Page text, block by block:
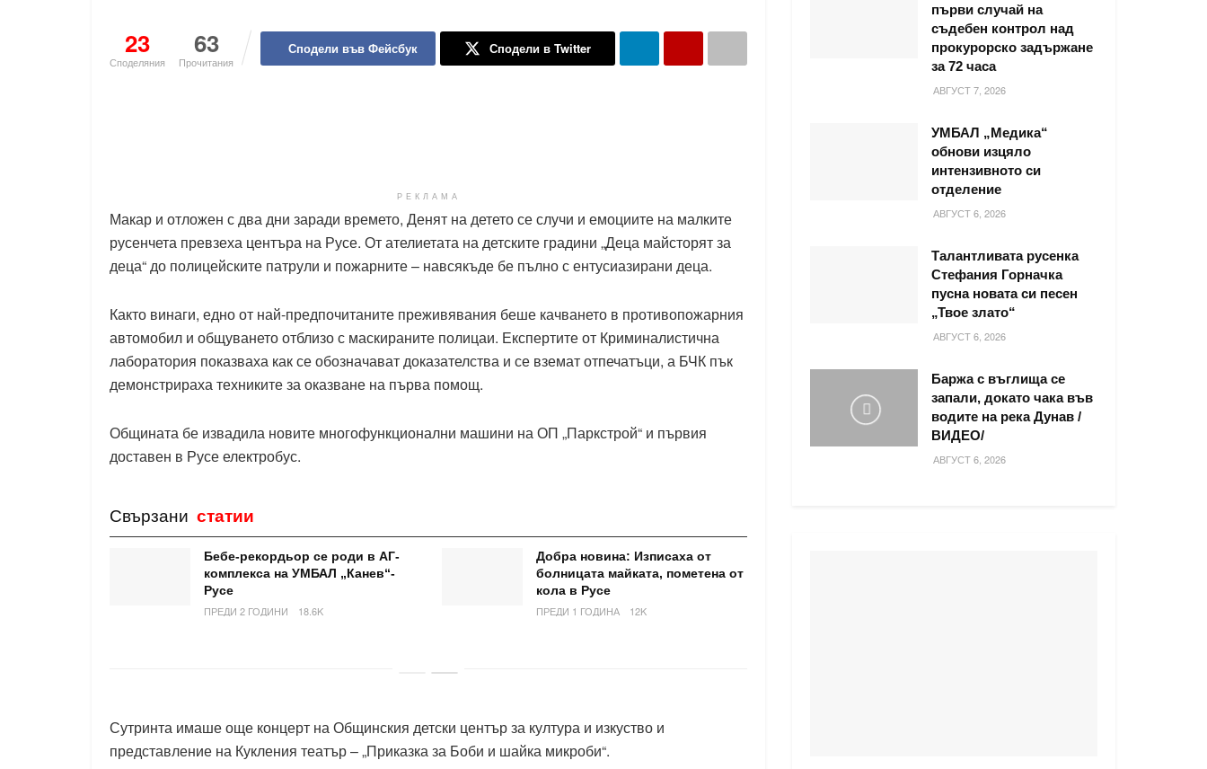
23
Споделяния
63
Прочитания
Сподели във Фейсбук Сподели в Twitter
РЕКЛАМА
Макар и отложен с два дни заради времето, Денят на детето се случи и емоциите на малките
русенчета превзеха центъра на Русе. От ателиетата на детските градини „Деца майсторят за
деца“ до полицейските патрули и пожарните – навсякъде бе пълно с ентусиазирани деца.
Както винаги, едно от най-предпочитаните преживявания беше качването в противопожарния
автомобил и общуването отблизо с маскираните полицаи. Експертите от Криминалистична
лаборатория показваха как се обозначават доказателства и се вземат отпечатъци, а БЧК пък
демонстрираха техниките за оказване на първа помощ.
Общината бе извадила новите многофункционални машини на ОП „Паркстрой“ и първия
доставен в Русе електробус.
Свързани статии
Бебе-рекордьор се роди в АГ-
комплекса на УМБАЛ „Канев“-
Русе
ПРЕДИ 2 ГОДИНИ
18.6K
Добра новина: Изписаха от
болницата майката, пометена от
кола в Русе
ПРЕДИ 1 ГОДИНА
12K
Сутринта имаше още концерт на Общинския детски център за култура и изкуство и
представление на Кукления театър – „Приказка за Боби и шайка микроби“.
първи случай на
съдебен контрол над
прокурорско задържане
за 72 часа
АВГУСТ 7, 2026
УМБАЛ „Медика“
обнови изцяло
интензивното си
отделение
АВГУСТ 6, 2026
Талантливата русенка
Стефания Горначка
пусна новата си песен
„Твое злато“
АВГУСТ 6, 2026
Баржа с въглища се
запали, докато чака във
водите на река Дунав /
ВИДЕО/
АВГУСТ 6, 2026